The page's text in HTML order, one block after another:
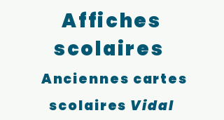
Affiches
scolaires
Anciennes cartes
scolaires Vidal